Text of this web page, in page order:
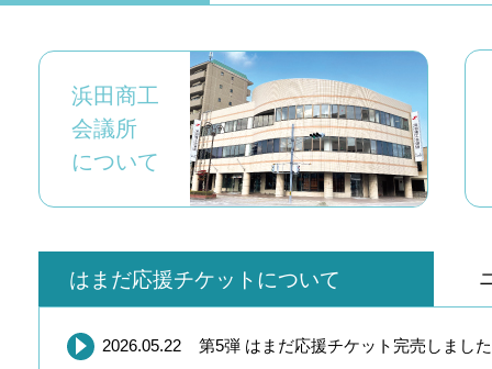
浜田商工
会議所
について
はまだ応援チケットについて
2026.05.22 第5弾 はまだ応援チケット完売しました